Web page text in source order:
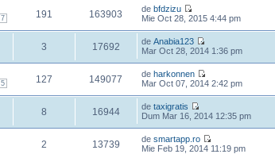
7 191 163903 de bfdzizu
Mie Oct 28, 2015 4:44 pm
3 17692 de Anabia123
Mar Oct 28, 2014 1:36 pm
5 127 149077 de harkonnen
Mar Oct 07, 2014 2:42 pm
8 16944 de taxigratis
Dum Mar 16, 2014 12:35 pm
2 13739 de smartapp.ro
Mie Feb 19, 2014 11:19 pm